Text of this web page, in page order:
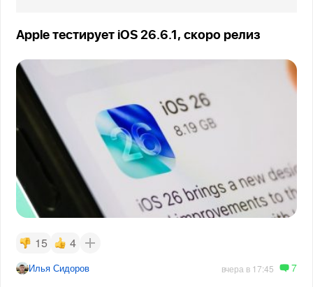
Apple тестирует iOS 26.6.1, скоро релиз
15 4
Илья Сидоров вчера в 17:45 7